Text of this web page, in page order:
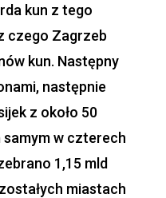
kun z tego
czego Zagrzeb
kun. Następny
następnie
z około 50
samym w czterech
1,15 mld
miastach